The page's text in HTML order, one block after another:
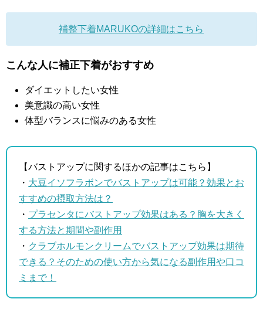
補整下着MARUKOの詳細はこちら
こんな人に補正下着がおすすめ
ダイエットしたい女性
美意識の高い女性
体型バランスに悩みのある女性
【バストアップに関するほかの記事はこちら】
・ 大豆イソフラボンでバストアップは可能？効果とお
すすめの摂取方法は？
・ プラセンタにバストアップ効果はある？胸を大きく
する方法と期間や副作用
・ クラブホルモンクリームでバストアップ効果は期待
できる？そのための使い方から気になる副作用や口コ
ミまで！